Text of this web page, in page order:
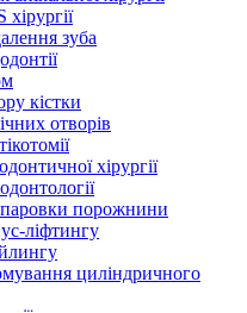
зуба
кістки
отворів
хірургії
порожнини
ліфтингу
циліндричного